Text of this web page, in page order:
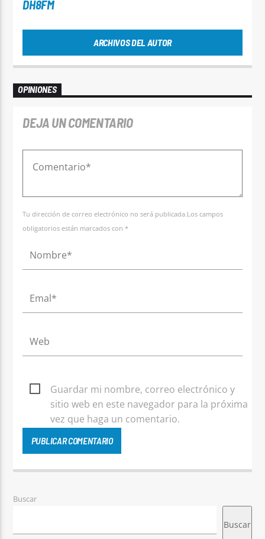
DH8FM
ARCHIVOS DEL AUTOR
OPINIONES
DEJA UN COMENTARIO
Tu dirección de correo electrónico no será publicada.Los campos
obligatorios están marcados con *
Guardar mi nombre, correo electrónico y
sitio web en este navegador para la próxima
vez que haga un comentario.
Buscar
Buscar